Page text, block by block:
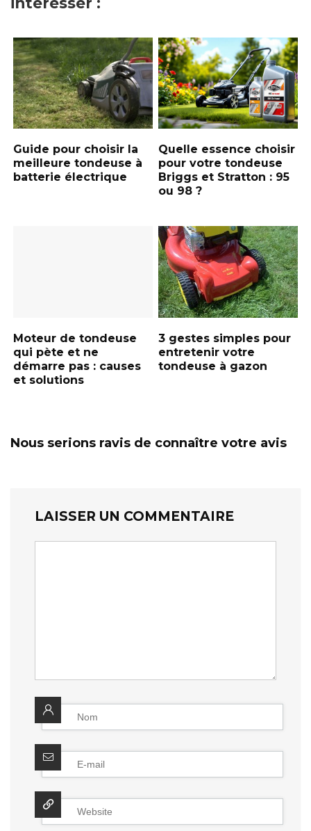
Guide pour choisir la
meilleure tondeuse à
batterie électrique
Quelle essence choisir
pour votre tondeuse
Briggs et Stratton : 95
ou 98 ?
Moteur de tondeuse
qui pète et ne
démarre pas : causes
et solutions
3 gestes simples pour
entretenir votre
tondeuse à gazon
Nous serions ravis de connaître votre avis
LAISSER UN COMMENTAIRE